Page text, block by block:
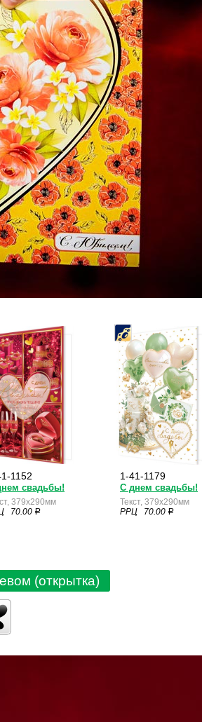
1152
свадьбы!
379x290мм
70.00 a
1-41-1179
С днем свадьбы!
Текст, 379x290мм
РРЦ 70.00 a
(открытка)